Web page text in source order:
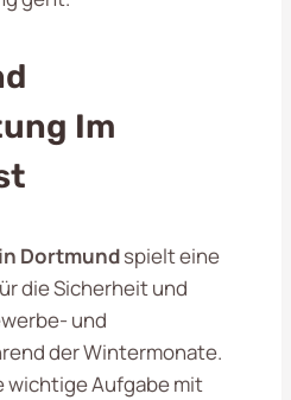
Im
Dortmundspielt eine
die Sicherheit und
und
der Wintermonate.
wichtige Aufgabe mit